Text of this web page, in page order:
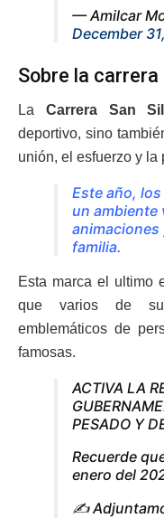
— Amilcar
December
Sobre la carrera
La Carrera San
deportivo, sino
unión, el esfuerzo y la
Este año,
un ambiente
animaciones
familia.
Esta marca el ultimo
que varios de
emblemáticos de
famosas.
ACTIVA LA
PESADO Y
Recuerde
enero del
✍️